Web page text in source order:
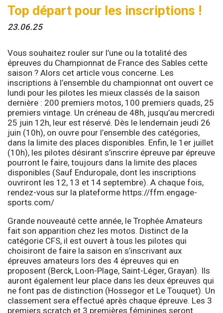
Top départ pour les inscriptions !
23.06.25
Vous souhaitez rouler sur l’une ou la totalité des
épreuves du Championnat de France des Sables cette
saison ? Alors cet article vous concerne. Les
inscriptions à l’ensemble du championnat ont ouvert ce
lundi pour les pilotes les mieux classés de la saison
dernière : 200 premiers motos, 100 premiers quads, 25
premiers vintage. Un créneau de 48h, jusqu’au mercredi
25 juin 12h, leur est réservé. Dès le lendemain jeudi 26
juin (10h), on ouvre pour l’ensemble des catégories,
dans la limite des places disponibles. Enfin, le 1er juillet
(10h), les pilotes désirant s’inscrire épreuve par épreuve
pourront le faire, toujours dans la limite des places
disponibles (Sauf Enduropale, dont les inscriptions
ouvriront les 12, 13 et 14 septembre). A chaque fois,
rendez-vous sur la plateforme https://ffm.engage-
sports.com/
Grande nouveauté cette année, le Trophée Amateurs
fait son apparition chez les motos. Distinct de la
catégorie CFS, il est ouvert à tous les pilotes qui
choisiront de faire la saison en s’inscrivant aux
épreuves amateurs lors des 4 épreuves qui en
proposent (Berck, Loon-Plage, Saint-Léger, Grayan). Ils
auront également leur place dans les deux épreuves qui
ne font pas de distinction (Hossegor et Le Touquet). Un
classement sera effectué après chaque épreuve. Les 3
premiers scratch et 3 premières féminines seront